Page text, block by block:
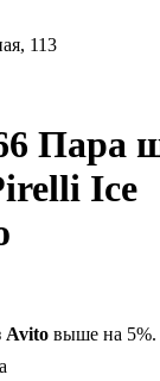
113
Пара
Ice
Avito выше на 5%.